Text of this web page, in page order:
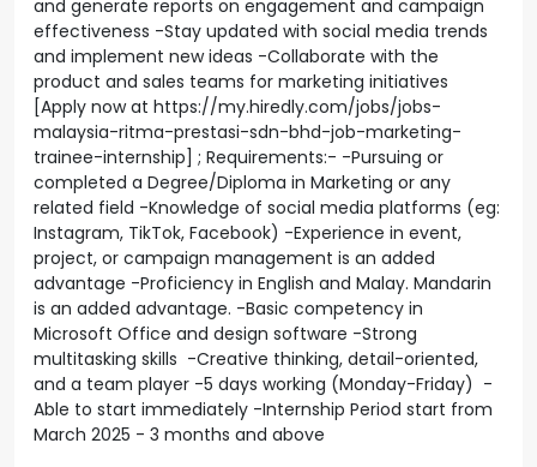
and generate reports on engagement and campaign
effectiveness -Stay updated with social media trends
and implement new ideas -Collaborate with the
product and sales teams for marketing initiatives
[Apply now at https://my.hiredly.com/jobs/jobs-
malaysia-ritma-prestasi-sdn-bhd-job-marketing-
trainee-internship] ; Requirements:- -Pursuing or
completed a Degree/Diploma in Marketing or any
related field -Knowledge of social media platforms (eg:
Instagram, TikTok, Facebook) -Experience in event,
project, or campaign management is an added
advantage -Proficiency in English and Malay. Mandarin
is an added advantage. -Basic competency in
Microsoft Office and design software -Strong
multitasking skills -Creative thinking, detail-oriented,
and a team player -5 days working (Monday-Friday) -
Able to start immediately -Internship Period start from
March 2025 - 3 months and above